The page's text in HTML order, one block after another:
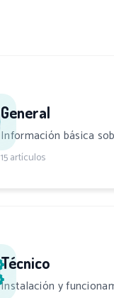
General
Información básica
15 artículos
Técnico
Instalación y